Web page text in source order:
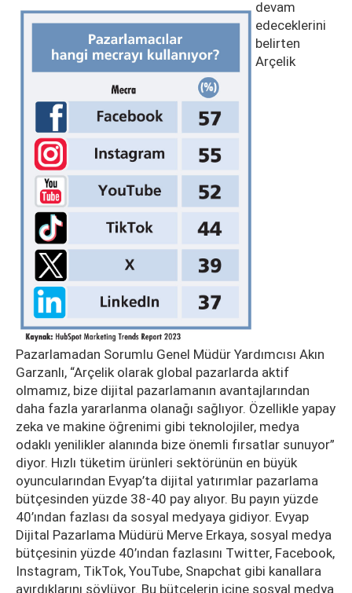
devam
edeceklerini
belirten
Arçelik
Pazarlamadan Sorumlu Genel Müdür Yardımcısı Akın
Garzanlı, “Arçelik olarak global pazarlarda aktif
olmamız, bize dijital pazarlamanın avantajlarından
daha fazla yararlanma olanağı sağlıyor. Özellikle yapay
zeka ve makine öğrenimi gibi teknolojiler, medya
odaklı yenilikler alanında bize önemli fırsatlar sunuyor”
diyor. Hızlı tüketim ürünleri sektörünün en büyük
oyuncularından Evyap’ta dijital yatırımlar pazarlama
bütçesinden yüzde 38-40 pay alıyor. Bu payın yüzde
40’ından fazlası da sosyal medyaya gidiyor. Evyap
Dijital Pazarlama Müdürü Merve Erkaya, sosyal medya
bütçesinin yüzde 40’ından fazlasını Twitter, Facebook,
Instagram, TikTok, YouTube, Snapchat gibi kanallara
ayırdıklarını söylüyor. Bu bütçelerin içine sosyal medya